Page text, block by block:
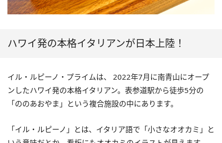
ハワイ発の本格イタリアンが日本上陸！
イル・ルピーノ・プライムは、 2022年7月に南青山にオープ
ンしたハワイ発の本格イタリアン。表参道駅から徒歩5分の
「ののあおやま」という複合施設の中にあります。
「イル・ルピーノ」とは、イタリア語で「小さなオオカミ」と